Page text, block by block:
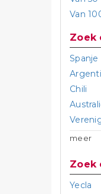
Van
Zoek
Spanje
Chili
meer
Zoek
Yecla